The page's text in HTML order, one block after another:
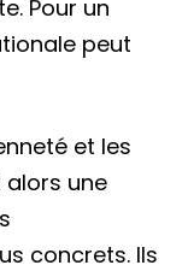
Pour un
peut
et les
alors une
concrets. Ils